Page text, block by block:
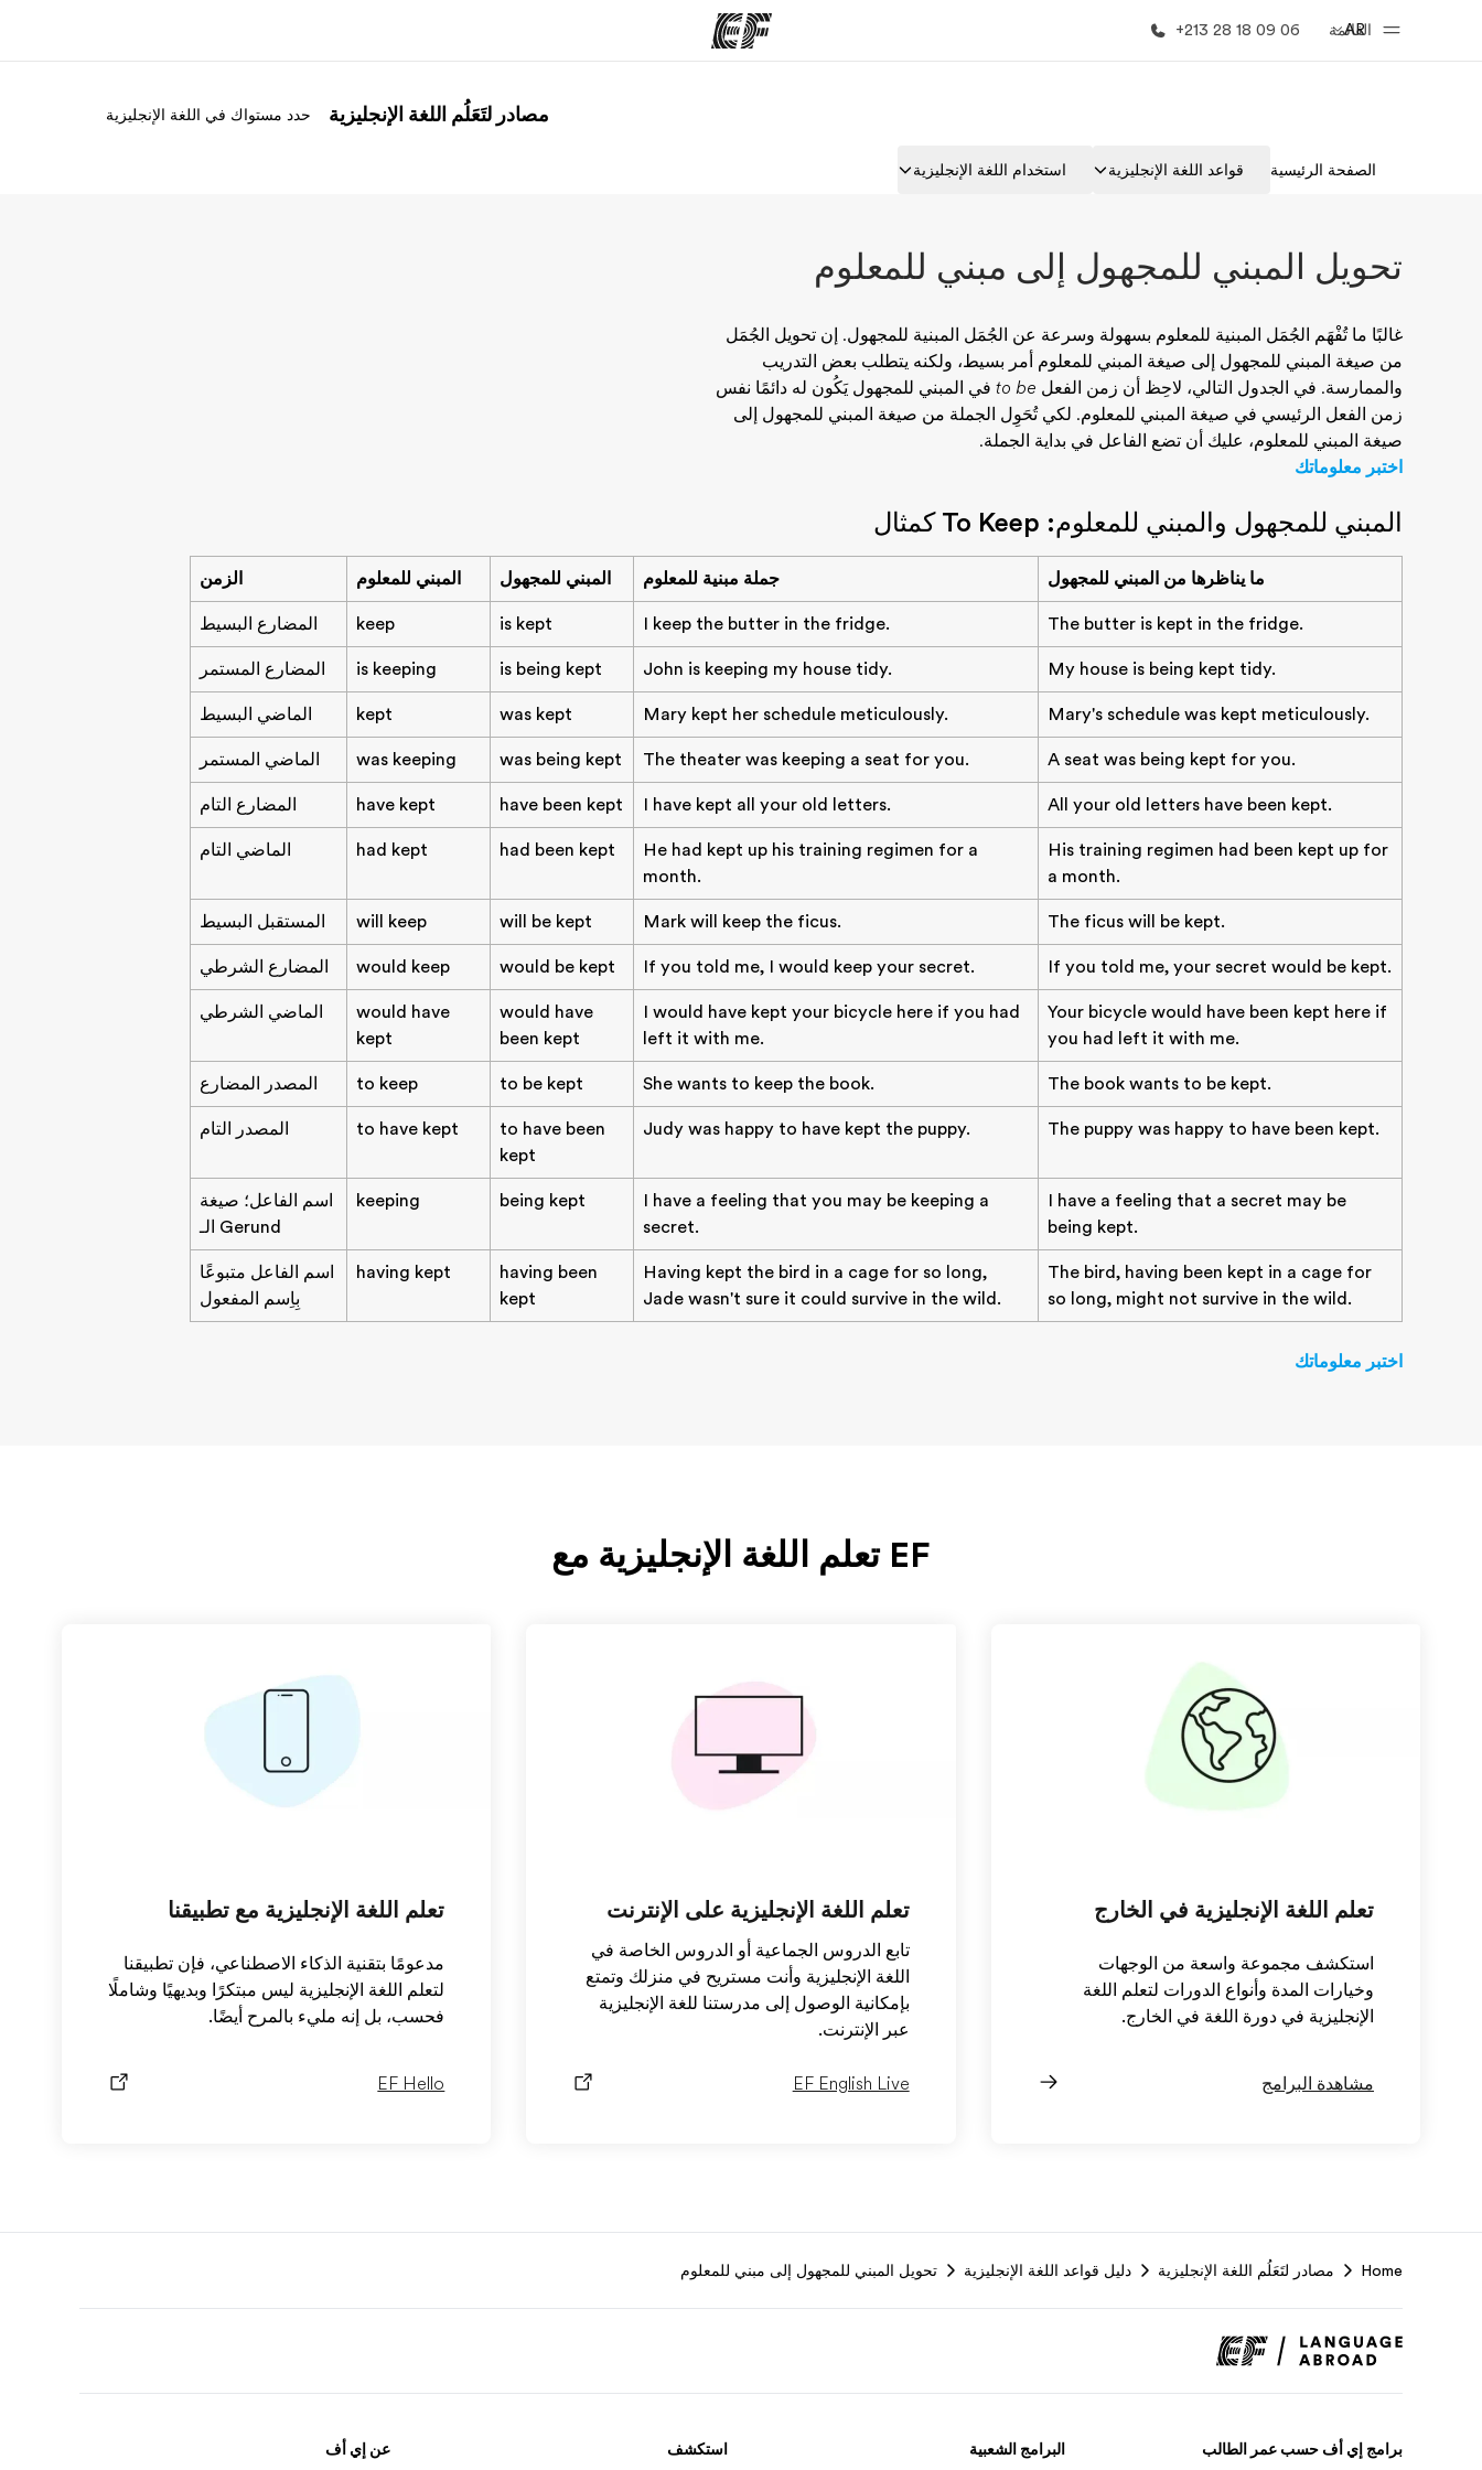
القائمة
AR
+213 28 18 09 06
الصفحة الرئيسية برامج
مصادر لتَعَلُم اللغة الإنجليزية حدد مستواك في اللغة الإنجليزية
الصفحة الرئيسية قواعد اللغة الإنجليزية استخدام اللغة الإنجليزية
تحويل المبني للمجهول إلى مبني للمعلوم
غالبًا ما تُفْهَم الجُمَل المبنية للمعلوم بسهولة وسرعة عن الجُمَل المبنية للمجهول. إن تحويل الجُمَل
من صيغة المبني للمجهول إلى صيغة المبني للمعلوم أمر بسيط، ولكنه يتطلب بعض التدريب
والممارسة. في الجدول التالي، لاحِظ أن زمن الفعل to be في المبني للمجهول يَكُون له دائمًا نفس
زمن الفعل الرئيسي في صيغة المبني للمعلوم. لكي تُحَوِل الجملة من صيغة المبني للمجهول إلى
صيغة المبني للمعلوم، عليك أن تضع الفاعل في بداية الجملة.
اختبر معلوماتك
المبني للمجهول والمبني للمعلوم: To Keep كمثال
الزمن المبني للمعلوم المبني للمجهول جملة مبنية للمعلوم ما يناظرها من المبني للمجهول
المضارع البسيط keep is kept I keep the butter in the fridge. The butter is kept in the fridge.
المضارع المستمر is keeping is being kept John is keeping my house tidy. My house is being kept tidy.
الماضي البسيط kept was kept Mary kept her schedule meticulously. Mary's schedule was kept meticulously.
الماضي المستمر was keeping was being kept The theater was keeping a seat for you. A seat was being kept for you.
المضارع التام have kept have been kept I have kept all your old letters. All your old letters have been kept.
الماضي التام had kept had been kept
He had kept up his training regimen for a
month.
His training regimen had been kept up for
a month.
المستقبل البسيط will keep will be kept Mark will keep the ficus. The ficus will be kept.
المضارع الشرطي would keep would be kept If you told me, I would keep your secret. If you told me, your secret would be kept.
الماضي الشرطي
would have
kept
would have
been kept
I would have kept your bicycle here if you had
left it with me.
Your bicycle would have been kept here if
you had left it with me.
المصدر المضارع to keep to be kept She wants to keep the book. The book wants to be kept.
المصدر التام to have kept
to have been
kept
Judy was happy to have kept the puppy. The puppy was happy to have been kept.
اسم الفاعل؛ صيغة
الـ Gerund
keeping being kept
I have a feeling that you may be keeping a
secret.
I have a feeling that a secret may be
being kept.
اسم الفاعل متبوعًا
بِاِسم المفعول
having kept
having been
kept
Having kept the bird in a cage for so long,
Jade wasn't sure it could survive in the wild.
The bird, having been kept in a cage for
so long, might not survive in the wild.
اختبر معلوماتك
EF تعلم اللغة الإنجليزية مع
تعلم اللغة الإنجليزية في الخارج
استكشف مجموعة واسعة من الوجهات
وخيارات المدة وأنواع الدورات لتعلم اللغة
الإنجليزية في دورة اللغة في الخارج.
مشاهدة البرامج
تعلم اللغة الإنجليزية على الإنترنت
تابع الدروس الجماعية أو الدروس الخاصة في
اللغة الإنجليزية وأنت مستريح في منزلك وتمتع
بإمكانية الوصول إلى مدرستنا للغة الإنجليزية
عبر الإنترنت.
EF English Live
تعلم اللغة الإنجليزية مع تطبيقنا
مدعومًا بتقنية الذكاء الاصطناعي، فإن تطبيقنا
لتعلم اللغة الإنجليزية ليس مبتكرًا وبديهيًا وشاملًا
فحسب، بل إنه مليء بالمرح أيضًا.
EF Hello
Home مصادر لتَعَلُم اللغة الإنجليزية دليل قواعد اللغة الإنجليزية تحويل المبني للمجهول إلى مبني للمعلوم
برامج إي أف حسب عمر الطالب البرامج الشعبية استكشف عن إي أف